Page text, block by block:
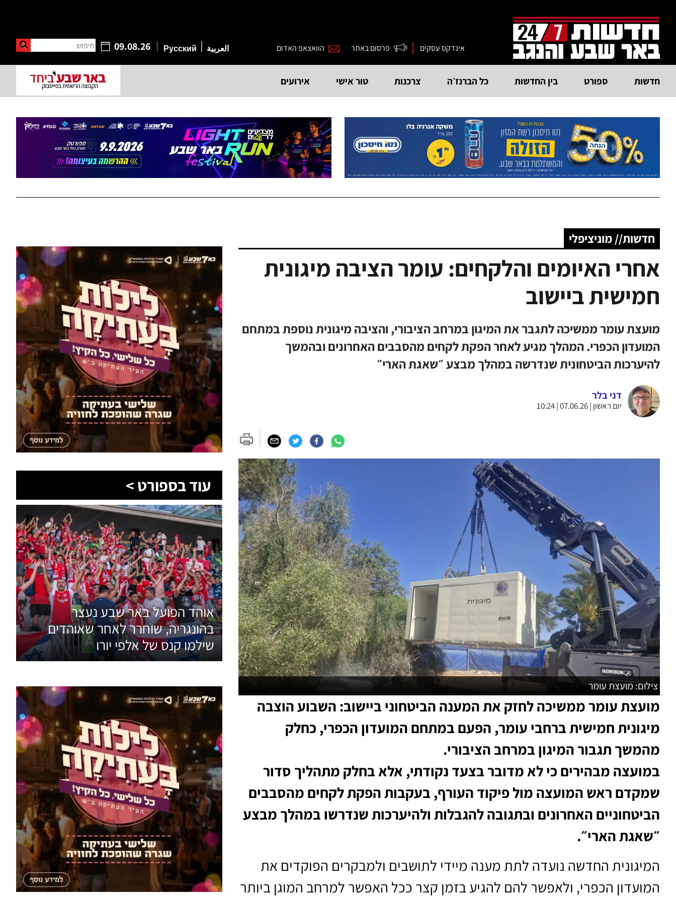
אינדקס עסקים פרסום באתר הוואצאפ האדום 09.08.26 חיפוש العربية Русский
חדשות ספורט בין החדשות כל הברנז׳ה צרכנות טור אישי אירועים
חדשות// מוניציפלי
אחרי האיומים והלקחים: עומר הציבה מיגונית
חמישית ביישוב
מועצת עומר ממשיכה לתגבר את המיגון במרחב הציבורי, והציבה מיגונית נוספת במתחם
המועדון הכפרי. המהלך מגיע לאחר הפקת לקחים מהסבבים האחרונים ובהמשך
להיערכות הביטחונית שנדרשה במהלך מבצע ״שאגת הארי״
דני בלר
יום ראשון | 07.06.26 | 10:24
צילום: מועצת עומר
מועצת עומר ממשיכה לחזק את המענה הביטחוני ביישוב: השבוע הוצבה
מיגונית חמישית ברחבי עומר, הפעם במתחם המועדון הכפרי, כחלק
מהמשך תגבור המיגון במרחב הציבורי.
במועצה מבהירים כי לא מדובר בצעד נקודתי, אלא בחלק מתהליך סדור
שמקדם ראש המועצה מול פיקוד העורף, בעקבות הפקת לקחים מהסבבים
הביטחוניים האחרונים ובתגובה להגבלות ולהיערכות שנדרשו במהלך מבצע
״שאגת הארי״.
המיגונית החדשה נועדה לתת מענה מיידי לתושבים ולמבקרים הפוקדים את
המועדון הכפרי, ולאפשר להם להגיע בזמן קצר ככל האפשר למרחב המוגן ביותר
עוד בספורט >
אוהד הפועל באר שבע נעצר
בהונגריה, שוחרר לאחר שאוהדים
שילמו קנס של אלפי יורו
עוד בחדשות >
''מעט מאוד עסקאות נסגרות'': מה
קורה לשוק הנדל''ן בבאר שבע?